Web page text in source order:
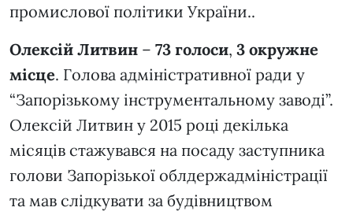
промислової політики України..
Олексій Литвин – 73 голоси, 3 окружне
місце. Голова адміністративної ради у
“Запорізькому інструментальному заводі”.
Олексій Литвин у 2015 році декілька
місяців стажувався на посаду заступника
голови Запорізької облдержадміністрації
та мав слідкувати за будівництвом